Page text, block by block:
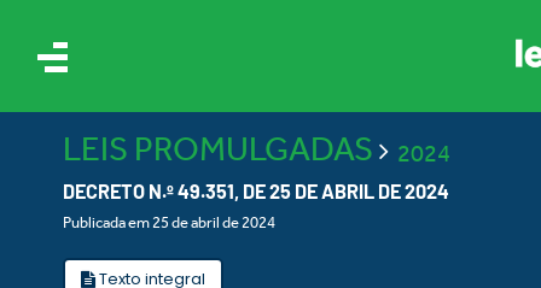
LEIS PROMULGADAS 2024
DECRETO N.º 49.351, DE 25 DE ABRIL DE 2024
Publicada em 25 de abril de 2024
Texto integral